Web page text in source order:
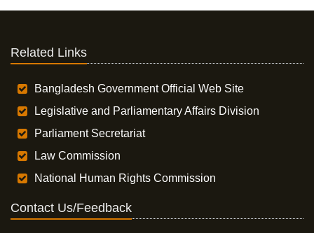
Related Links
Bangladesh Government Official Web Site
Legislative and Parliamentary Affairs Division
Parliament Secretariat
Law Commission
National Human Rights Commission
Contact Us/Feedback